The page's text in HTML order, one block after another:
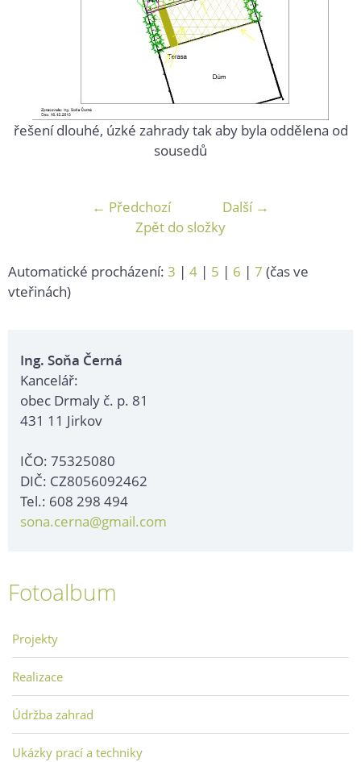
řešení dlouhé, úzké zahrady tak aby byla oddělena od
sousedů
← Předchozí
Další →
Zpět do složky
Automatické procházení: 3 | 4 | 5 | 6 | 7 (čas ve
vteřinách)
Ing. Soňa Černá
Kancelář:
obec Drmaly č. p. 81
431 11 Jirkov
IČO: 75325080
DIČ: CZ8056092462
Tel.: 608 298 494
sona.cerna@gmail.com
Fotoalbum
Projekty
Realizace
Údržba zahrad
Ukázky prací a techniky